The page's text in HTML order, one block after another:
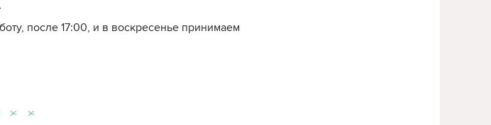
после 17:00, и в воскресенье принимаем